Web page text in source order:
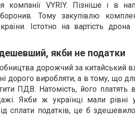
компанії VYRIY. Пізніше і в
Тому закупівлю
Істотно на вартість
якби не податки
дорожчий за китайський
дорого виробляти, а в тому, що
ПДВ. Натомість, його платять
Якби ж українці мали
сплати податків, це б